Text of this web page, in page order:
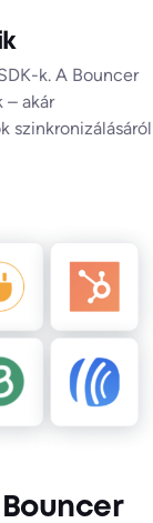
k. A Bouncer
– akár
szinkronizálásáról